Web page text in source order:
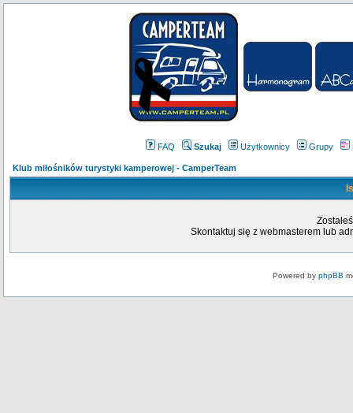
FAQ Szukaj Użytkownicy Grupy
Klub miłośników turystyki kamperowej - CamperTeam
Skontaktuj się z webmasterem lub
Powered by phpBB